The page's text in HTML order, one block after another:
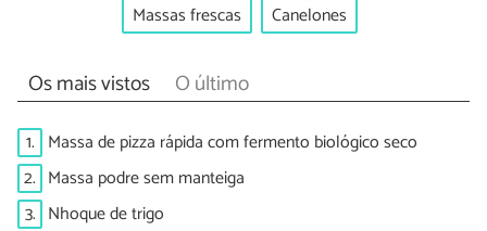
Massas frescas
Canelones
Os mais vistos O último
1. Massa de pizza rápida com fermento biológico seco
2. Massa podre sem manteiga
3. Nhoque de trigo